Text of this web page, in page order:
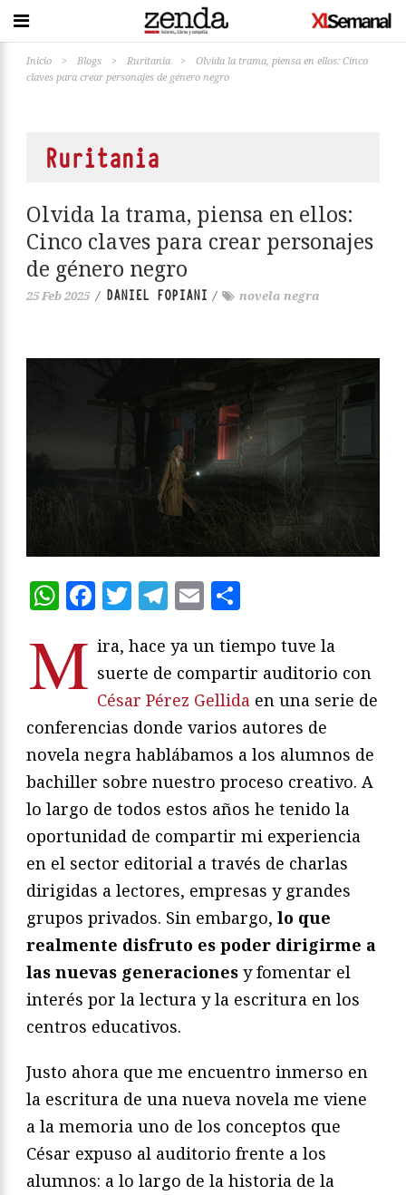
Inicio > Blogs > Ruritania >
Olvida la trama, piensa en ellos: Cinco
claves para crear personajes de género negro
Ruritania
Olvida la trama, piensa en ellos:
Cinco claves para crear personajes
de género negro
25 Feb 2025 / DANIEL FOPIANI / novela negra
WhatsApp
Facebook
Twitter
Telegram
Email
M ira, hace ya un tiempo tuve la
suerte de compartir auditorio con
César Pérez Gellida en una serie de
conferencias donde varios autores de
novela negra hablábamos a los alumnos de
bachiller sobre nuestro proceso creativo. A
lo largo de todos estos años he tenido la
oportunidad de compartir mi experiencia
en el sector editorial a través de charlas
dirigidas a lectores, empresas y grandes
grupos privados. Sin embargo, lo que
realmente disfruto es poder dirigirme a
las nuevas generaciones y fomentar el
interés por la lectura y la escritura en los
centros educativos.
Justo ahora que me encuentro inmerso en
la escritura de una nueva novela me viene
a la memoria uno de los conceptos que
César expuso al auditorio frente a los
alumnos: a lo largo de la historia de la